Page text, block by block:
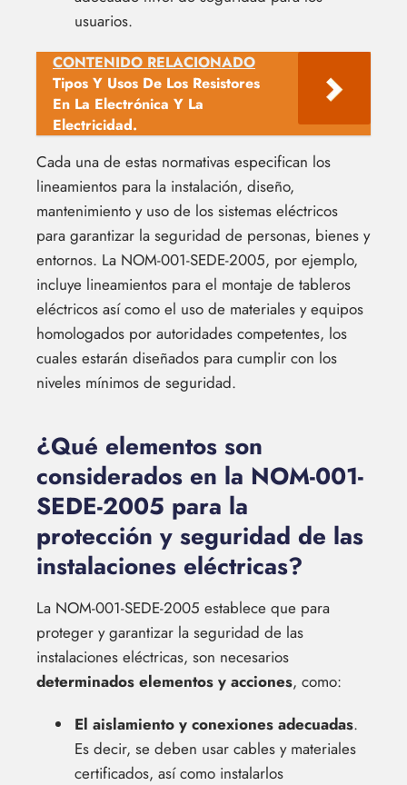
usuarios.
CONTENIDO RELACIONADO
Tipos Y Usos De Los Resistores
En La Electrónica Y La
Electricidad.
Cada una de estas normativas especifican los
lineamientos para la instalación, diseño,
mantenimiento y uso de los sistemas eléctricos
para garantizar la seguridad de personas, bienes y
entornos. La NOM-001-SEDE-2005, por ejemplo,
incluye lineamientos para el montaje de tableros
eléctricos así como el uso de materiales y equipos
homologados por autoridades competentes, los
cuales estarán diseñados para cumplir con los
niveles mínimos de seguridad.
¿Qué elementos son
considerados en la NOM-001-
SEDE-2005 para la
protección y seguridad de las
instalaciones eléctricas?
La NOM-001-SEDE-2005 establece que para
proteger y garantizar la seguridad de las
instalaciones eléctricas, son necesarios
determinados elementos y acciones, como:
El aislamiento y conexiones adecuadas.
Es decir, se deben usar cables y materiales
certificados, así como instalarlos